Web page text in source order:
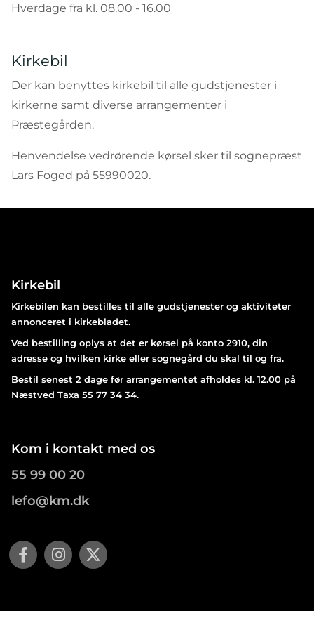
Hverdage fra kl. 08.00 - 16.00
Kirkebil
Der kan benyttes kirkebil til alle gudstjenester i
kirkerne samt diverse arrangementer i
Præstegården.
Henvendelse vedrørende kørsel sker til sognepræst
Lars Foged på 55990020.
Kirkebil
Kirkebilen kan bestilles til alle gudstjenester og aktiviteter
annonceret i kirkebladet.
Ved bestilling oplys at det er kørsel på konto 2910, din
adresse og hvilken kirke eller sognegård du skal til og fra.
Bestil senest 2 dage før arrangementet afholdes kl. 12.00 på
Næstved Taxa 55 77 34 34.
Kom i kontakt med os
55 99 00 20
lefo@km.dk